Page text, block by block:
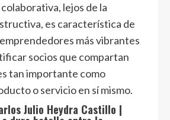
lejos de la
es característica de
más vibrantes
socios que compartan
tan importante como
o servicio en sí mismo.
Julio Heydra Castillo |